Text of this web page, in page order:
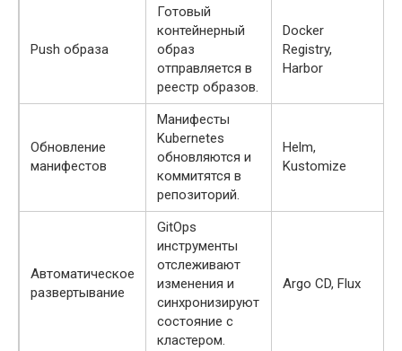
Push образа
Готовый
контейнерный
образ
отправляется в
реестр образов.
Docker
Registry,
Harbor
Обновление
манифестов
Манифесты
Kubernetes
обновляются и
коммитятся в
репозиторий.
Helm,
Kustomize
Автоматическое
развертывание
GitOps
инструменты
отслеживают
изменения и
синхронизируют
состояние с
кластером.
Argo CD, Flux